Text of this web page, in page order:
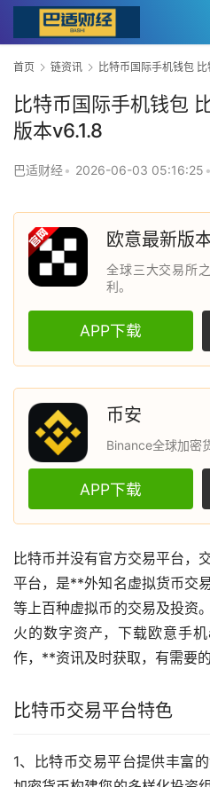
首页 链资讯 比特币国际手机钱包
比特币国际手机钱包
版本v6.1.8
巴适财经• 2026-06-03 05:16:25 •
欧意最新版
全球三大交易所
利。
APP下载
币安
Binance全球加密
APP下载
比特币并没有官方交易平台，
平台，是**外知名虚拟货币交
等上百种虚拟币的交易及投资
火的数字资产，下载欧意手
作，**资讯及时获取，有需要
比特币交易平台特色
1、比特币交易平台提供丰富